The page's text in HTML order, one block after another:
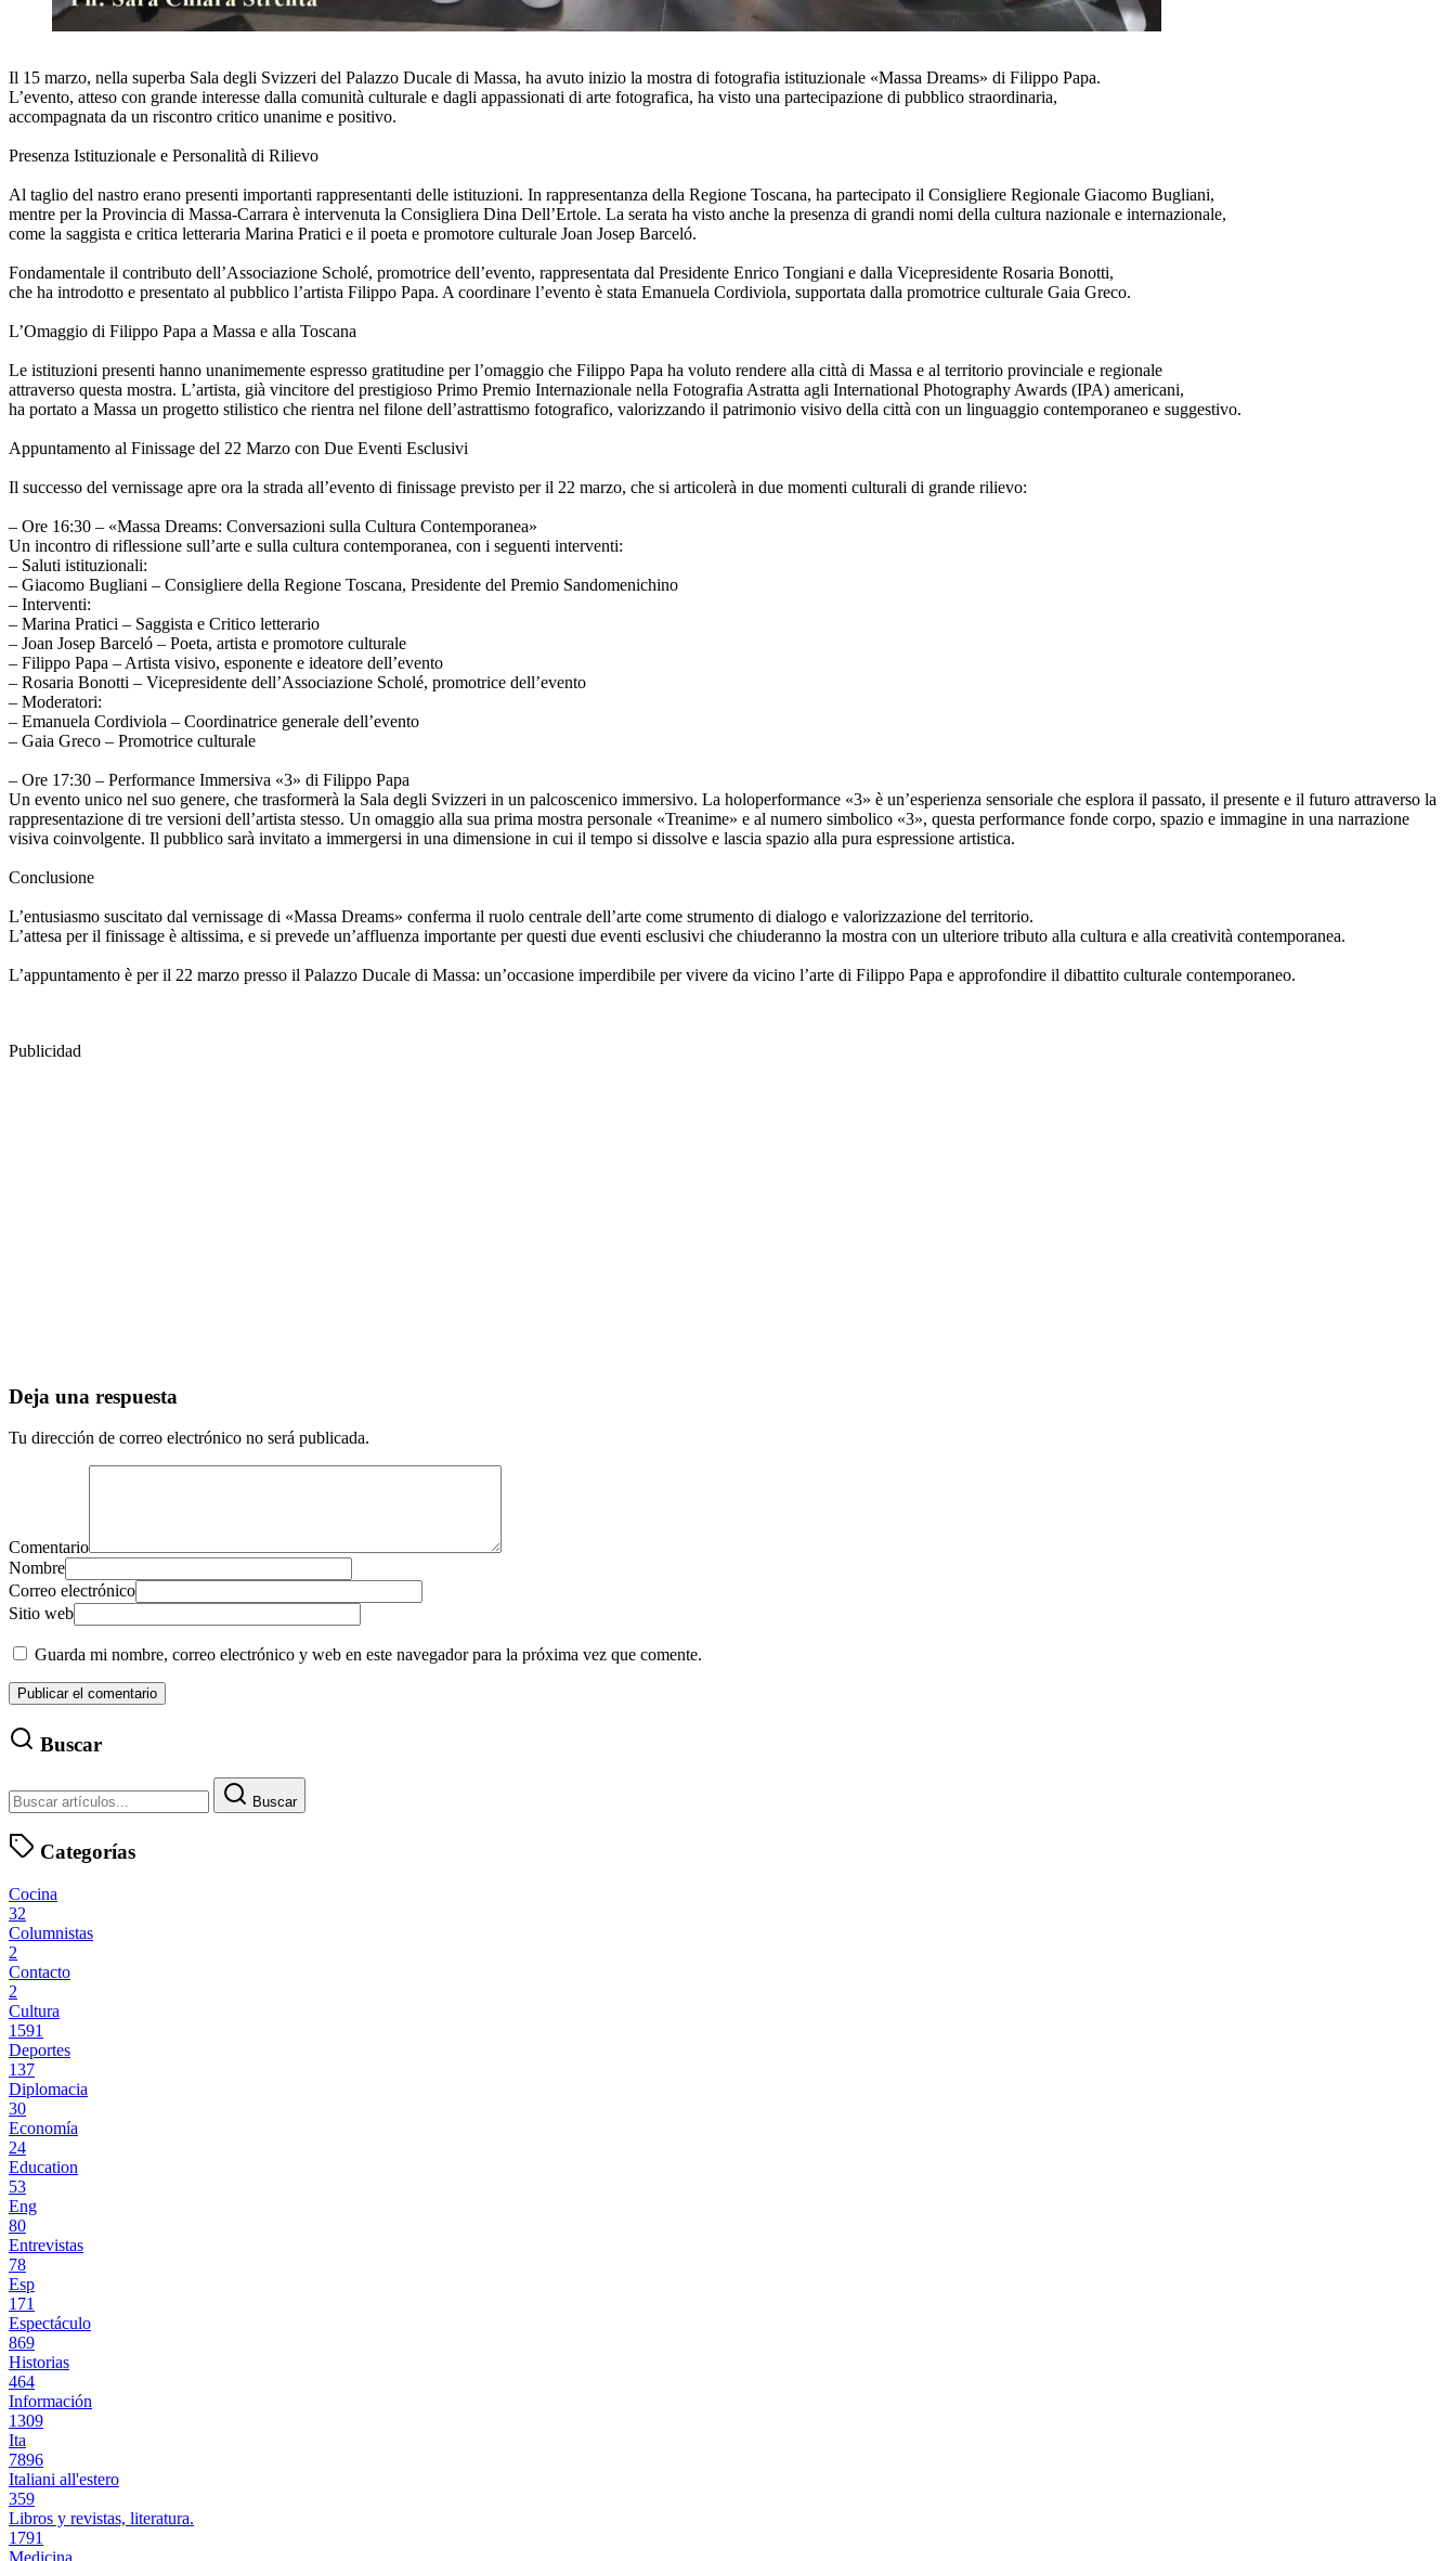
Il 15 marzo, nella superba Sala degli Svizzeri del Palazzo Ducale di Massa, ha avuto inizio la mostra di fotografia istituzionale «Massa Dreams» di Filippo Papa.
L’evento, atteso con grande interesse dalla comunità culturale e dagli appassionati di arte fotografica, ha visto una partecipazione di pubblico straordinaria,
accompagnata da un riscontro critico unanime e positivo.
Presenza Istituzionale e Personalità di Rilievo
Al taglio del nastro erano presenti importanti rappresentanti delle istituzioni. In rappresentanza della Regione Toscana, ha partecipato il Consigliere Regionale Giacomo Bugliani,
mentre per la Provincia di Massa-Carrara è intervenuta la Consigliera Dina Dell’Ertole. La serata ha visto anche la presenza di grandi nomi della cultura nazionale e internazionale,
come la saggista e critica letteraria Marina Pratici e il poeta e promotore culturale Joan Josep Barceló.
Fondamentale il contributo dell’Associazione Scholé, promotrice dell’evento, rappresentata dal Presidente Enrico Tongiani e dalla Vicepresidente Rosaria Bonotti,
che ha introdotto e presentato al pubblico l’artista Filippo Papa. A coordinare l’evento è stata Emanuela Cordiviola, supportata dalla promotrice culturale Gaia Greco.
L’Omaggio di Filippo Papa a Massa e alla Toscana
Le istituzioni presenti hanno unanimemente espresso gratitudine per l’omaggio che Filippo Papa ha voluto rendere alla città di Massa e al territorio provinciale e regionale
attraverso questa mostra. L’artista, già vincitore del prestigioso Primo Premio Internazionale nella Fotografia Astratta agli International Photography Awards (IPA) americani,
ha portato a Massa un progetto stilistico che rientra nel filone dell’astrattismo fotografico, valorizzando il patrimonio visivo della città con un linguaggio contemporaneo e suggestivo.
Appuntamento al Finissage del 22 Marzo con Due Eventi Esclusivi
Il successo del vernissage apre ora la strada all’evento di finissage previsto per il 22 marzo, che si articolerà in due momenti culturali di grande rilievo:
– Ore 16:30 – «Massa Dreams: Conversazioni sulla Cultura Contemporanea»
Un incontro di riflessione sull’arte e sulla cultura contemporanea, con i seguenti interventi:
– Saluti istituzionali:
– Giacomo Bugliani – Consigliere della Regione Toscana, Presidente del Premio Sandomenichino
– Interventi:
– Marina Pratici – Saggista e Critico letterario
– Joan Josep Barceló – Poeta, artista e promotore culturale
– Filippo Papa – Artista visivo, esponente e ideatore dell’evento
– Rosaria Bonotti – Vicepresidente dell’Associazione Scholé, promotrice dell’evento
– Moderatori:
– Emanuela Cordiviola – Coordinatrice generale dell’evento
– Gaia Greco – Promotrice culturale
– Ore 17:30 – Performance Immersiva «3» di Filippo Papa
Un evento unico nel suo genere, che trasformerà la Sala degli Svizzeri in un palcoscenico immersivo. La holoperformance «3» è un’esperienza sensoriale che esplora il passato, il presente e il futuro attraverso la
rappresentazione di tre versioni dell’artista stesso. Un omaggio alla sua prima mostra personale «Treanime» e al numero simbolico «3», questa performance fonde corpo, spazio e immagine in una narrazione
visiva coinvolgente. Il pubblico sarà invitato a immergersi in una dimensione in cui il tempo si dissolve e lascia spazio alla pura espressione artistica.
Conclusione
L’entusiasmo suscitato dal vernissage di «Massa Dreams» conferma il ruolo centrale dell’arte come strumento di dialogo e valorizzazione del territorio.
L’attesa per il finissage è altissima, e si prevede un’affluenza importante per questi due eventi esclusivi che chiuderanno la mostra con un ulteriore tributo alla cultura e alla creatività contemporanea.
L’appuntamento è per il 22 marzo presso il Palazzo Ducale di Massa: un’occasione imperdibile per vivere da vicino l’arte di Filippo Papa e approfondire il dibattito culturale contemporaneo.
Publicidad
Deja una respuesta
Tu dirección de correo electrónico no será publicada.
Comentario
Nombre
Correo electrónico
Sitio web
Guarda mi nombre, correo electrónico y web en este navegador para la próxima vez que comente.
Buscar
Buscar
Categorías
Cocina
32
Columnistas
2
Contacto
2
Cultura
1591
Deportes
137
Diplomacia
30
Economía
24
Education
53
Eng
80
Entrevistas
78
Esp
171
Espectáculo
869
Historias
464
Información
1309
Ita
7896
Italiani all'estero
359
Libros y revistas, literatura.
1791